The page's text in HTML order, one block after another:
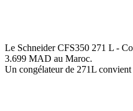
Le Schneider CFS350 271 L -
3.699 MAD au Maroc.
Un congélateur de 271L